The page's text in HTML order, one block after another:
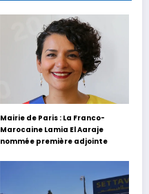
Mairie de Paris : La Franco-
Marocaine Lamia El Aaraje
nommée première adjointe